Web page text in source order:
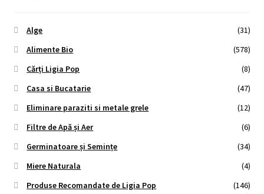
Alge
(31)
Alimente Bio
(578)
Cărți Ligia Pop
(8)
Casa si Bucatarie
(47)
Eliminare paraziti si metale grele
(12)
Filtre de Apă și Aer
(6)
Germinatoare și Semințe
(34)
Miere Naturala
(4)
Produse Recomandate de Ligia Pop
(146)